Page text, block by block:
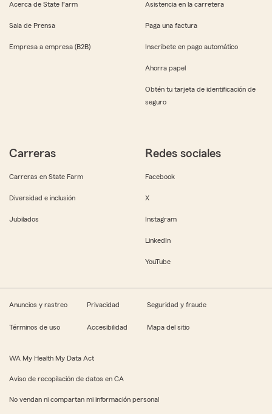
Acerca de State Farm
Sala de Prensa
Empresa a empresa (B2B)
Asistencia en la carretera
Paga una factura
Inscríbete en pago automático
Ahorra papel
Obtén tu tarjeta de identificación de
seguro
Carreras
Carreras en State Farm
Diversidad e inclusión
Jubilados
Redes sociales
Facebook
X
Instagram
LinkedIn
YouTube
Anuncios y rastreo Privacidad Seguridad y fraude
Términos de uso Accesibilidad Mapa del sitio
WA My Health My Data Act
Aviso de recopilación de datos en CA
No vendan ni compartan mi información personal